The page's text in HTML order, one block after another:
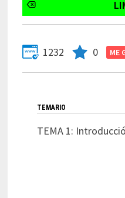
1232 0
TEMARIO
TEMA 1: